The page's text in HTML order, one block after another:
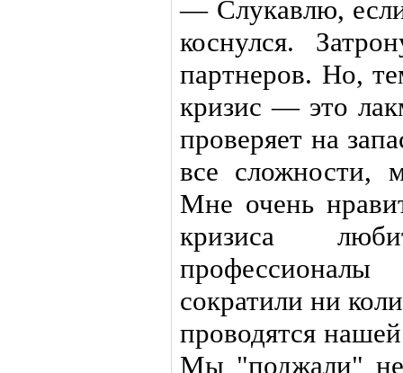
— Слукавлю,
коснулся.
партнеров. Но,
кризис — это
проверяет на
все сложности,
Мне очень
кризиса
сократили ни
проводятся
Мы "поджали"